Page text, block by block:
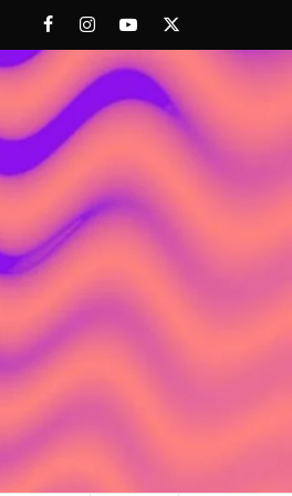
FacebookInstagramYoutubeTwitter